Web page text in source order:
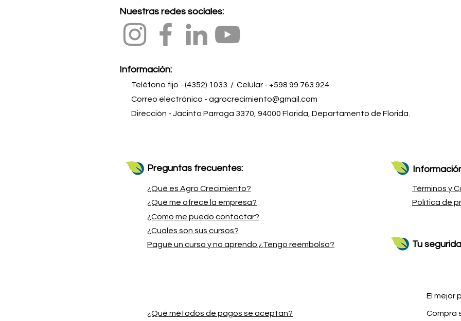
Nuestras redes sociales:
Información:
Teléfono fijo - (4352) 1033 / Celular - +598 99 763 924
Correo electrónico - agrocrecimiento@gmail.com
Dirección - Jacinto Parraga 3370, 94000 Florida, Departamento de Florida.
Preguntas frecuentes:
¿Qué es Agro Crecimiento?
¿Qué me ofrece la empresa?
Términos y
Política de
¿Como me puedo contactar?
¿Cuales son sus cursos?
Pagué un curso y no aprendo ¿Tengo reembolso?
¿Qué métodos de pagos se aceptan?
Tu
El mejor
Compra